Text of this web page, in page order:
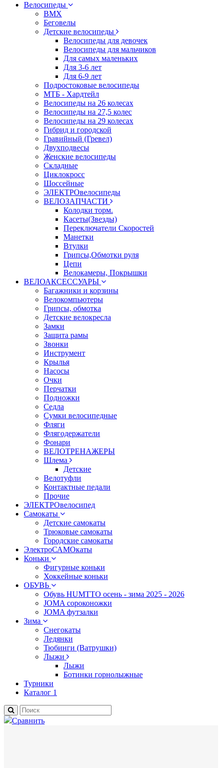
Велосипеды
BMX
Беговелы
Детские велосипеды
Велосипеды для девочек
Велосипеды для мальчиков
Для самых маленьких
Для 3-6 лет
Для 6-9 лет
Подростоковые велосипеды
МТБ - Хардтейл
Велосипеды на 26 колесах
Велосипеды на 27,5 колес
Велосипеды на 29 колесах
Гибрид и городской
Гравийный (Гревел)
Двухподвесы
Женские велосипеды
Складные
Циклокросс
Шоссейные
ЭЛЕКТРОвелосипеды
ВЕЛОЗАПЧАСТИ
Колодки торм.
Касеты(Звезды)
Переключатели Скоростей
Манетки
Втулки
Грипсы,Обмотки руля
Цепи
Велокамеры, Покрышки
ВЕЛОАКСЕССУАРЫ
Багажники и корзины
Велокомпьютеры
Грипсы, обмотка
Детские велокресла
Замки
Защита рамы
Звонки
Инструмент
Крылья
Насосы
Очки
Перчатки
Подножки
Седла
Сумки велосипедные
Фляги
Флягодержатели
Фонари
ВЕЛОТРЕНАЖЕРЫ
Шлема
Детские
Велотуфли
Контактные педали
Прочие
ЭЛЕКТРОвелосипед
Самокаты
Детские самокаты
Трюковые самокаты
Городские самокаты
ЭлектроСАМОкаты
Коньки
Фигурные коньки
Хоккейные коньки
ОБУВЬ
Обувь HUMTTO осень - зима 2025 - 2026
JOMA сороконожки
JOMA футзалки
Зима
Снегокаты
Ледянки
Тюбинги (Ватрушки)
Лыжи
Лыжи
Ботинки горнолыжные
Турники
Каталог 1
Сравнить